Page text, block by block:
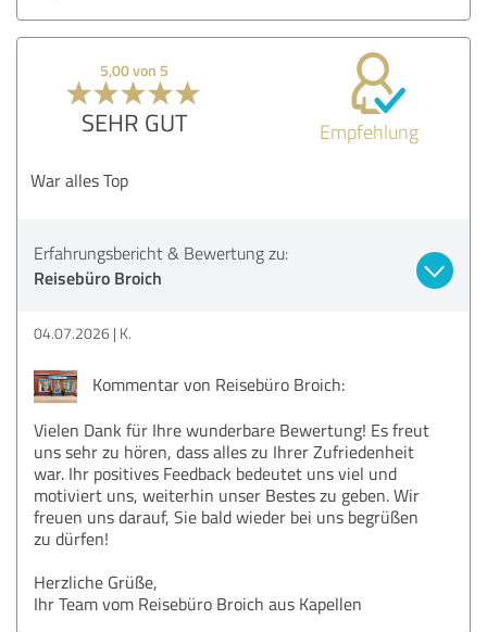
5,00 von 5
SEHR GUT Empfehlung
War alles Top
Erfahrungsbericht & Bewertung zu:
Reisebüro Broich
04.07.2026 K.
Kommentar von Reisebüro Broich:
Vielen Dank für Ihre wunderbare Bewertung! Es freut
uns sehr zu hören, dass alles zu Ihrer Zufriedenheit
war. Ihr positives Feedback bedeutet uns viel und
motiviert uns, weiterhin unser Bestes zu geben. Wir
freuen uns darauf, Sie bald wieder bei uns begrüßen
zu dürfen!
Herzliche Grüße,
Ihr Team vom Reisebüro Broich aus Kapellen